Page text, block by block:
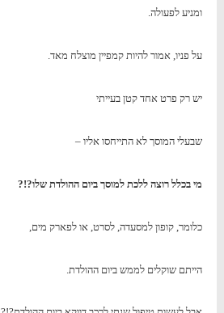
ומניע לפעולה.
על פניו, אמור להיות קמפיין מוצלח מאד.
יש רק פרט אחד קטן בעייתי
שבעלי המוסך לא התייחסו אליו –
מי בכלל רוצה ללכת למוסך ביום ההולדת שלו?!?
כלומר, קופון למסעדה, לסרט, או לפארק מים,
הייתם שוקלים לממש ביום ההולדת.